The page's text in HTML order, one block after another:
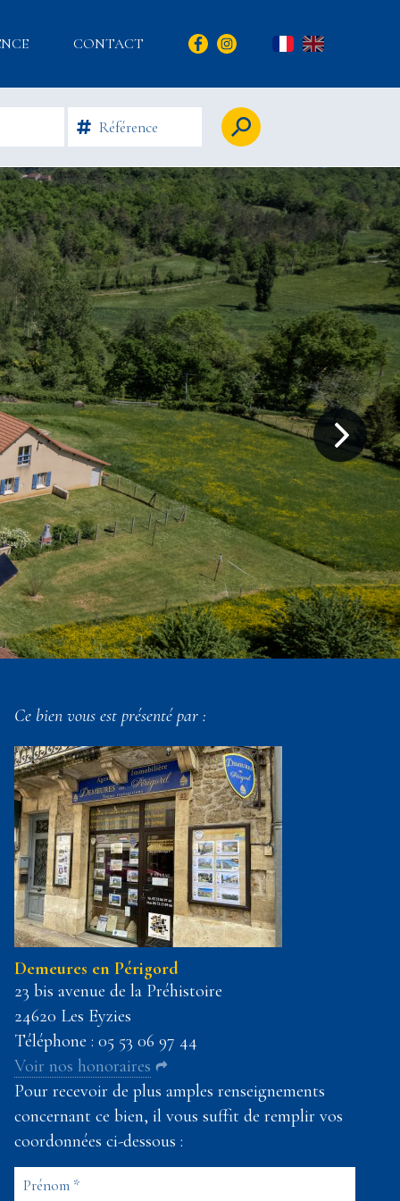
CONTACT FR EN
Rechercher
Ce bien vous est présenté par :
Demeures en Périgord
23 bis avenue de la Préhistoire
24620 Les Eyzies
Téléphone : 05 53 06 97 44
Voir nos honoraires
Pour recevoir de plus amples renseignements
concernant ce bien, il vous suffit de remplir vos
coordonnées ci-dessous :